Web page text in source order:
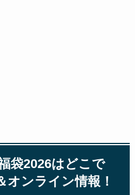
袋2026はどこで
オンライン情報！